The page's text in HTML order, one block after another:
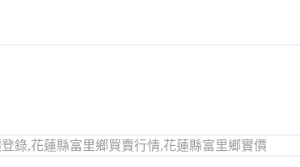
錄,花蓮縣富里鄉買賣行情,花蓮縣富里鄉實價